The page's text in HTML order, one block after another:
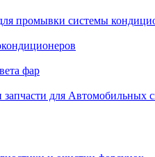
промывки системы
фар
запчасти для Автомобильных